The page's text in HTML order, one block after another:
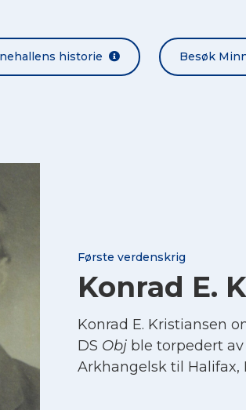
historie Besøk
Første verdenskrig
Konrad E.
Konrad E. Kristiansen
DS Objble torpedert av
Arkhangelsk til Halifax,